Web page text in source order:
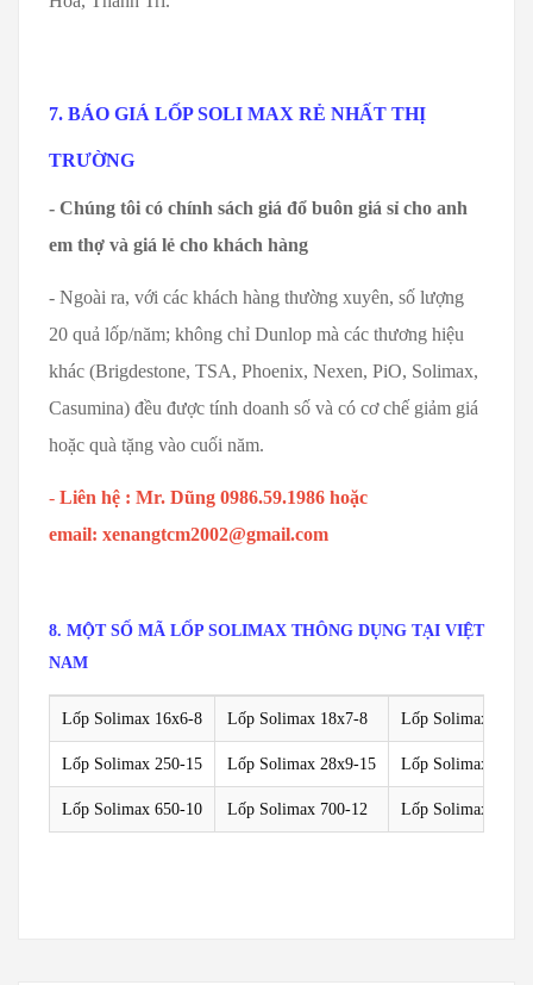
7. BÁO GIÁ LỐP SOLI MAX RẺ NHẤT THỊ
TRƯỜNG
- Chúng tôi có chính sách giá đổ buôn giá sỉ cho anh
em thợ và giá lẻ cho khách hàng
- Ngoài ra, với các khách hàng thường xuyên, số lượng
20 quả lốp/năm; không chỉ Dunlop mà các thương hiệu
khác (Brigdestone, TSA, Phoenix, Nexen, PiO, Solimax,
Casumina) đều được tính doanh số và có cơ chế giảm giá
hoặc quà tặng vào cuối năm.
- Liên hệ : Mr. Dũng 0986.59.1986 hoặc
email: xenangtcm2002@gmail.com
8. MỘT SỐ MÃ LỐP SOLIMAX THÔNG DỤNG TẠI VIỆT
NAM
Lốp Solimax 16x6-8 Lốp Solimax 18x7-8 Lốp Solimax 200/
Lốp Solimax 250-15 Lốp Solimax 28x9-15 Lốp Solimax 300-
Lốp Solimax 650-10 Lốp Solimax 700-12 Lốp Solimax 825-